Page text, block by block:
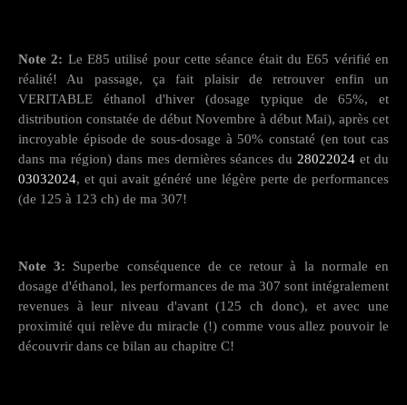
Note 2: Le E85 utilisé pour cette séance était du E65 vérifié en
réalité! Au passage, ça fait plaisir de retrouver enfin un
VERITABLE éthanol d'hiver (dosage typique de 65%, et
distribution constatée de début Novembre à début Mai), après cet
incroyable épisode de sous-dosage à 50% constaté (en tout cas
dans ma région) dans mes dernières séances du28022024 et du
03032024, et qui avait généré une légère perte de performances
(de 125 à 123 ch) de ma 307!
Note 3: Superbe conséquence de ce retour à la normale en
dosage d'éthanol, les performances de ma 307 sont intégralement
revenues à leur niveau d'avant (125 ch donc), et avec une
proximité qui relève du miracle (!) comme vous allez pouvoir le
découvrir dans ce bilan au chapitre C!